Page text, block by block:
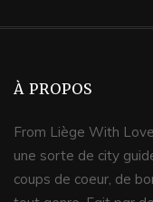
À PROPOS
From Liège With
une sorte de city
coups de coeur, de